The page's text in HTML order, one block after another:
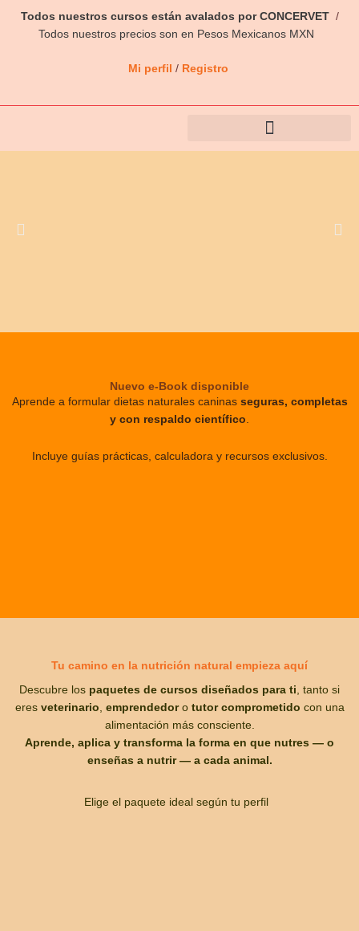
Todos nuestros cursos están avalados por CONCERVET /
Todos nuestros precios son en Pesos Mexicanos MXN
Mi perfil / Registro
Nuevo e-Book disponible
Aprende a formular dietas naturales caninas seguras, completas
y con respaldo científico.
Incluye guías prácticas, calculadora y recursos exclusivos.
Tu camino en la nutrición natural empieza aquí
Descubre los paquetes de cursos diseñados para ti, tanto si
eres veterinario, emprendedoro tutor comprometido con una
alimentación más consciente.
Aprende, aplica y transforma la forma en que nutres — o
enseñas a nutrir — a cada animal.
Elige el paquete ideal según tu perfil